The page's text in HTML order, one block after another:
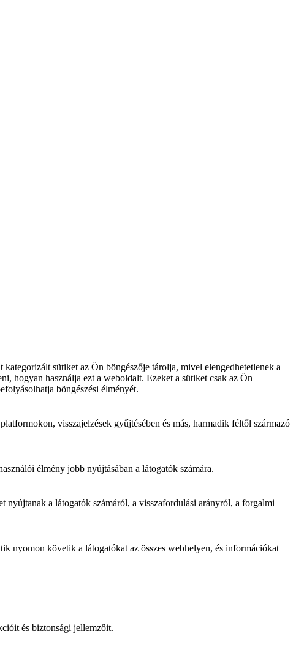
sütiket az Ön böngészője tárolja, mivel elengedhetetlenek a
hogyan használja ezt a weboldalt. Ezeket a sütiket csak az Ön
böngészési élményét.
visszajelzések gyűjtésében és más, harmadik féltől származó
élmény jobb nyújtásában a látogatók számára.
nyújtanak a látogatók számáról, a visszafordulási arányról, a forgalmi
nyomon követik a látogatókat az összes webhelyen, és információkat
és biztonsági jellemzőit.